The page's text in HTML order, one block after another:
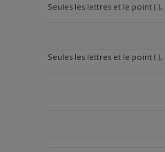
Seules les lettres et le point
Seules les lettres et le point